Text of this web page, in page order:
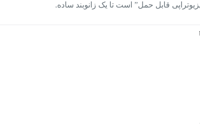
قابل حمل” است تا یک زانوبند ساده.